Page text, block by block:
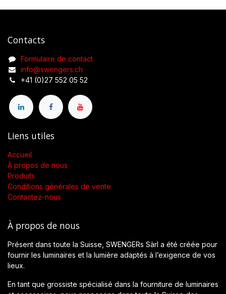
Contacts
Formulaire de contact
info@swengers.ch
+41 (0)27 552 05 52
Liens utiles
Accueil
À propos de nous
Produits
Conditions générales de vente
Contactez-nous
À propos de nous
Présent dans toute la Suisse, SWENGERs Sàrl a été créée pour
fournir les luminaires et la lumière adaptés à l’exigence de vos
lieux.
En tant que grossiste spécialisé dans la fourniture de luminaires